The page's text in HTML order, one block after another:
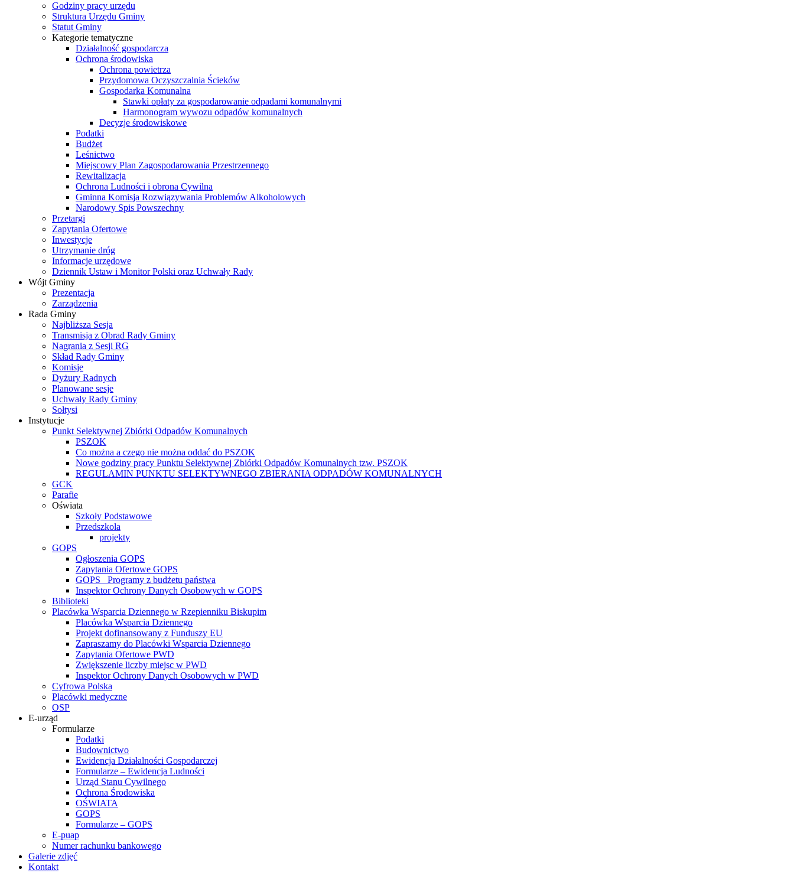
Godziny pracy urzędu
Struktura Urzędu Gminy
Statut Gminy
Kategorie tematyczne
Działalność gospodarcza
Ochrona środowiska
Ochrona powietrza
Przydomowa Oczyszczalnia Ścieków
Gospodarka Komunalna
Stawki opłaty za gospodarowanie odpadami komunalnymi
Harmonogram wywozu odpadów komunalnych
Decyzje środowiskowe
Podatki
Budżet
Leśnictwo
Miejscowy Plan Zagospodarowania Przestrzennego
Rewitalizacja
Ochrona Ludności i obrona Cywilna
Gminna Komisja Rozwiązywania Problemów Alkoholowych
Narodowy Spis Powszechny
Przetargi
Zapytania Ofertowe
Inwestycje
Utrzymanie dróg
Informacje urzędowe
Dziennik Ustaw i Monitor Polski oraz Uchwały Rady
Wójt Gminy
Prezentacja
Zarządzenia
Rada Gminy
Najbliższa Sesja
Transmisja z Obrad Rady Gminy
Nagrania z Sesji RG
Skład Rady Gminy
Komisje
Dyżury Radnych
Planowane sesje
Uchwały Rady Gminy
Sołtysi
Instytucje
Punkt Selektywnej Zbiórki Odpadów Komunalnych
PSZOK
Co można a czego nie można oddać do PSZOK
Nowe godziny pracy Punktu Selektywnej Zbiórki Odpadów Komunalnych tzw. PSZOK
REGULAMIN PUNKTU SELEKTYWNEGO ZBIERANIA ODPADÓW KOMUNALNYCH
GCK
Parafie
Oświata
Szkoły Podstawowe
Przedszkola
projekty
GOPS
Ogłoszenia GOPS
Zapytania Ofertowe GOPS
GOPS_ Programy z budżetu państwa
Inspektor Ochrony Danych Osobowych w GOPS
Biblioteki
Placówka Wsparcia Dziennego w Rzepienniku Biskupim
Placówka Wsparcia Dziennego
Projekt dofinansowany z Funduszy EU
Zapraszamy do Placówki Wsparcia Dziennego
Zapytania Ofertowe PWD
Zwiększenie liczby miejsc w PWD
Inspektor Ochrony Danych Osobowych w PWD
Cyfrowa Polska
Placówki medyczne
OSP
E-urząd
Formularze
Podatki
Budownictwo
Ewidencja Działalności Gospodarczej
Formularze – Ewidencja Ludności
Urząd Stanu Cywilnego
Ochrona Środowiska
OŚWIATA
GOPS
Formularze – GOPS
E-puap
Numer rachunku bankowego
Galerie zdjęć
Kontakt